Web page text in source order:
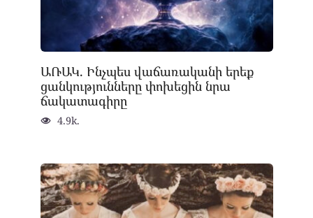
ԱՌԱԿ. Ինչպես վաճառականի երեք
ցանկությունները փոխեցին նրա
ճակատագիրը
4.9k.